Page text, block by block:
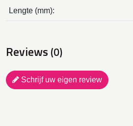
Lengte (mm):
Reviews (0)
Schrijf uw eigen review